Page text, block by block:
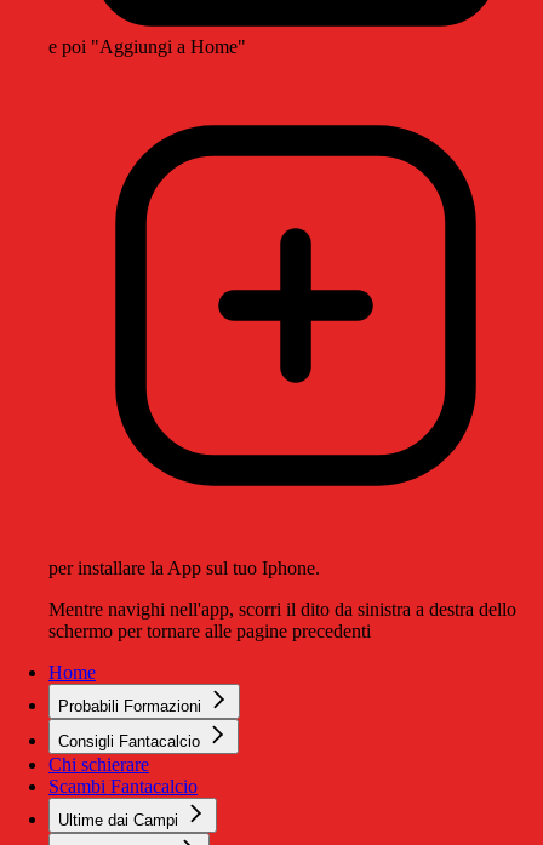
e poi "Aggiungi a Home"
per installare la App sul tuo Iphone.
Mentre navighi nell'app, scorri il dito da sinistra a destra dello
schermo per tornare alle pagine precedenti
Home
Probabili Formazioni
Consigli Fantacalcio
Chi schierare
Scambi Fantacalcio
Ultime dai Campi